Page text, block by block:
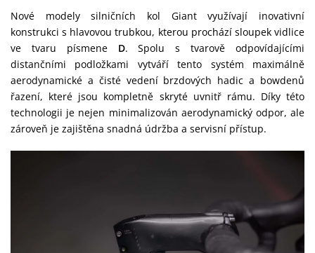
Nové modely silničních kol Giant využívají inovativní
konstrukci s hlavovou trubkou, kterou prochází sloupek vidlice
ve tvaru písmene D. Spolu s tvarově odpovídajícími
distančními podložkami vytváří tento systém maximálně
aerodynamické a čisté vedení brzdových hadic a bowdenů
řazení, které jsou kompletně skryté uvnitř rámu. Díky této
technologii je nejen minimalizován aerodynamický odpor, ale
zároveň je zajištěna snadná údržba a servisní přístup.